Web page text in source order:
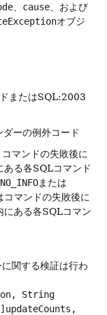
cause 、および
オブジ
またはSQL:2003
ーの例外コード
マンドの失敗後に
ある各SQLコマンド
または
コマンドの失敗後に
にある各SQLコマン
関する検証は行わ
String